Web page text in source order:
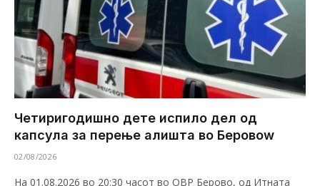
Четиригодишно дете испило дел од
капсула за перење алишта во Беровоw
02/08/2026
На 01.08.2026 во 20:30 часот во ОВР Берово, од Итната